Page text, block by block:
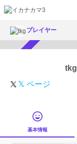
プレイヤー
tkg
𝕏 ページ
基本情報